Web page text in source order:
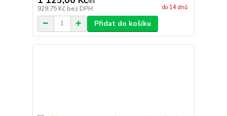
929,75 Kč bez DPH do 14 dnů
Přidat do košíku